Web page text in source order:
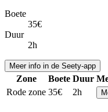
Boete
35€
Duur
2h
Meer info in de Seety-app
Zone Boete Duur
Rode zone 35€ 2h